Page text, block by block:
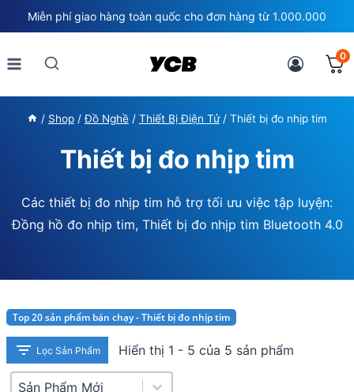
to
content
Miễn phí giao hàng toàn quốc cho đơn hàng từ 1.000.000
0
/ Shop / Đồ Nghề / Thiết Bị Điện Tử / Thiết bị đo nhịp tim
Thiết bị đo nhịp tim
Các thiết bị đo nhịp tim hỗ trợ tối ưu việc tập luyện:
Đồng hồ đo nhịp tim, Thiết bị đo nhịp tim Bluetooth 4.0
Top 20 sản phẩm bán chạy - Thiết bị đo nhịp tim
Lọc Sản Phẩm Hiển thị 1 - 5 của 5 sản phẩm
Product Sort
Sort content